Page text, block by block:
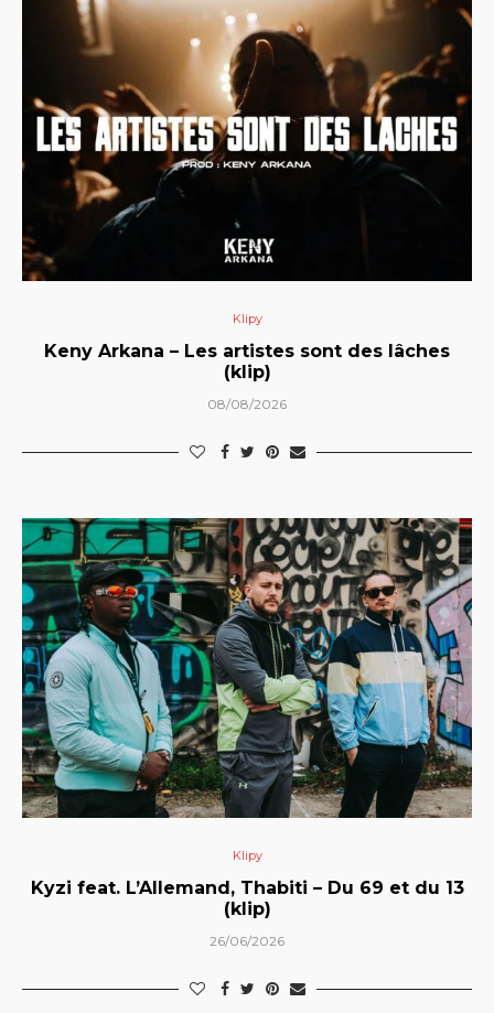
Klipy
Keny Arkana – Les artistes sont des lâches
(klip)
08/08/2026
Klipy
Kyzi feat. L’Allemand, Thabiti – Du 69 et du 13
(klip)
26/06/2026